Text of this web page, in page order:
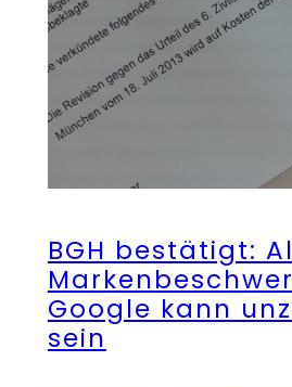
BGH bestätigt:
Google kann
sein